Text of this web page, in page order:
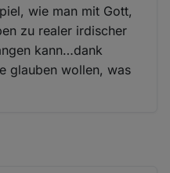
wie man mit Gott,
zu realer irdischer
kann…dank
glauben wollen, was